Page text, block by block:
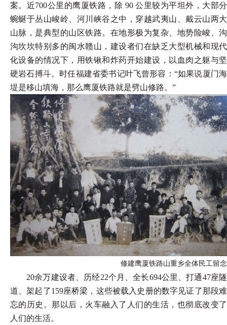
案。近700公里的鹰厦铁路，除 90 公里较为平坦外，大部分
蜿蜒于丛山峻岭、河川峡谷之中，穿越武夷山、戴云山两大
山脉，是典型的山区铁路。在地形极为复杂、地势险峻、沟
沟坎坎特别多的闽水赣山，建设者们在缺乏大型机械和现代
化设备的情况下，用铁锹和炸药开始建设，以血肉之躯与坚
硬岩石搏斗。时任福建省委书记叶飞曾形容：“如果说厦门海
堤是移山填海，那么鹰厦铁路就是劈山修路。”
修建鹰厦铁路山重乡全体民工留念
20余万建设者、历经22个月、全长694公里、打通47座隧
道、架起了159座桥梁，这些被载入史册的数字见证了那段难
忘的历史。那以后，火车融入了人们的生活，也彻底改变了
人们的生活。